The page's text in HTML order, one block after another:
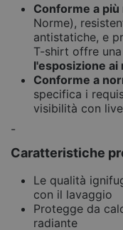
Conforme a più
Norme),
antistatiche, e
T-shirt offre
l'esposizione
Conforme a
specifica i
visibilità con
-
Caratteristiche
Le qualità
con il lavaggio
Protegge da
radiante